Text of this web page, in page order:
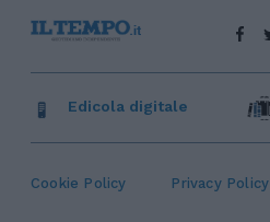
Cookie Policy Privacy Policy
Edicola digitale